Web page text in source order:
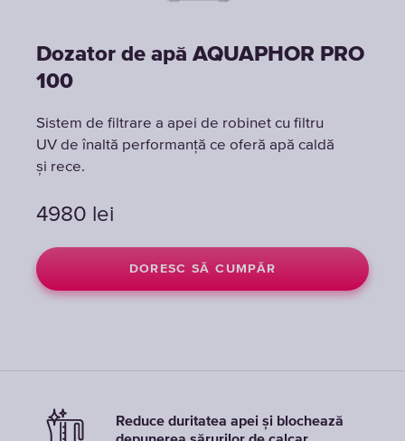
Dozator de apă AQUAPHOR PRO
100
Sistem de filtrare a apei de robinet cu filtru
UV de înaltă performanță ce oferă apă caldă
și rece.
4980 lei
DORESC SĂ CUMPĂR
Dozator de apă AQUAPHOR PRO
100
Sistem de filtrare a apei de robinet cu filtru
UV de înaltă performanță ce oferă apă caldă
și rece.
4980 lei
DORESC SĂ CUMPĂR
Dozator de apă AQUAPHOR PRO
100
Sistem de filtrare a apei de robinet cu filtru
UV de înaltă performanță ce oferă apă caldă
și rece.
4980 lei
DORESC SĂ CUMPĂR
Reduce duritatea apei și blochează